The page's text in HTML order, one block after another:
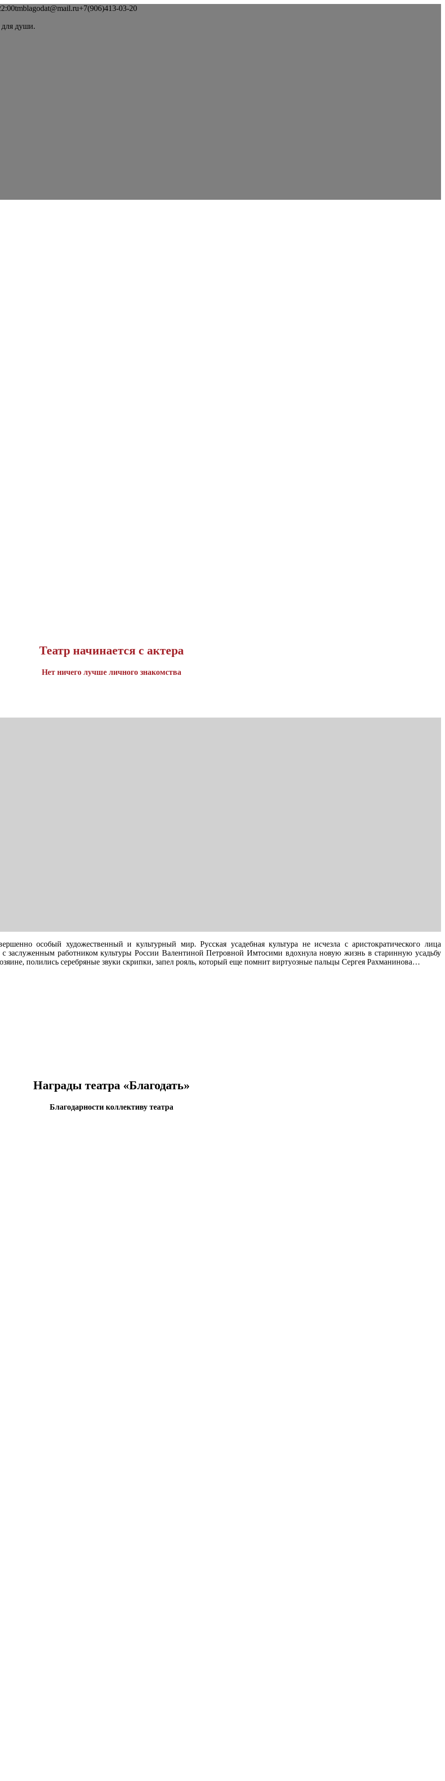
tmblagodat@mail.ru+7(906)413-03-20
для души.
Театр начинается с актера
Нет ничего лучше личного знакомства
особый художественный и культурный мир. Русская усадебная культура не исчезла с аристократического лица
с заслуженным работником культуры России Валентиной Петровной Имтосими вдохнула новую жизнь в старинную усадьбу
полились серебряные звуки скрипки, запел рояль, который еще помнит виртуозные пальцы Сергея Рахманинова…
Награды театра «Благодать»
Благодарности коллективу театра